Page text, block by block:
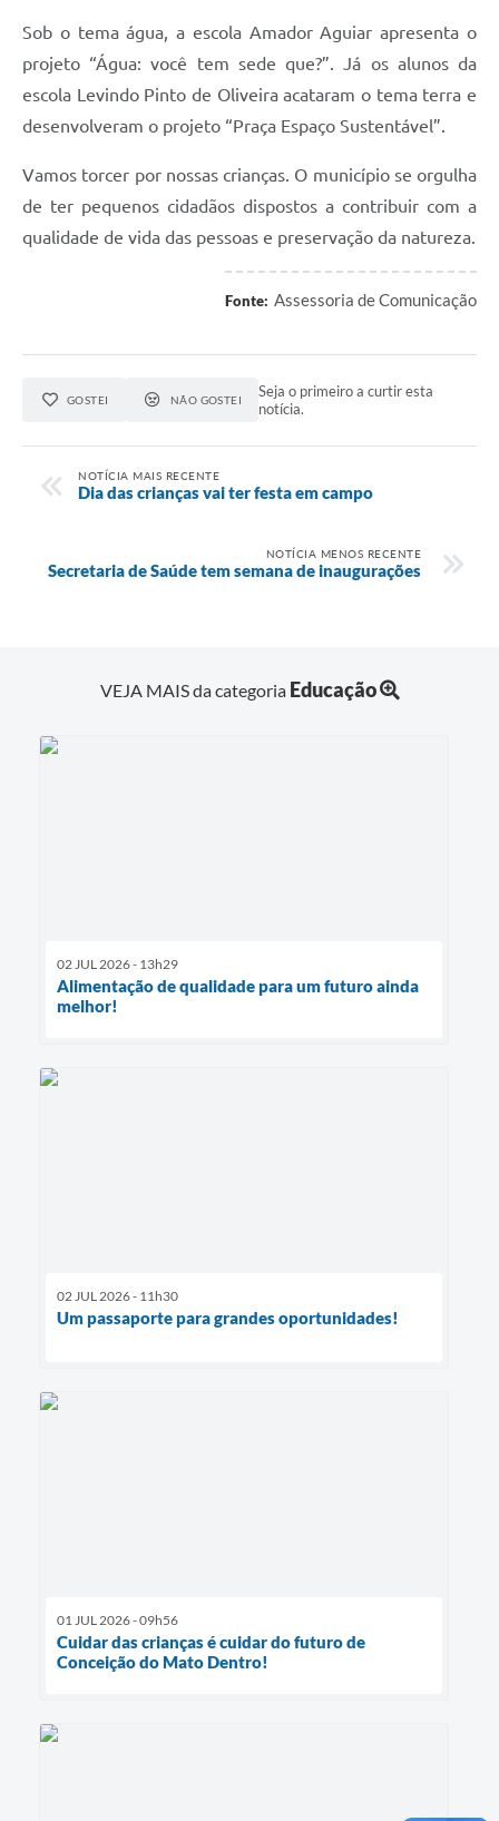
Galeria de Fotos
Contratos
Arquivos para Download
Obras
Links
Serviços Online
Telefones Úteis
Sob o tema água, a escola Amador Aguiar apresenta o
projeto “Água: você tem sede que?”. Já os alunos da
escola Levindo Pinto de Oliveira acataram o tema terra e
desenvolveram o projeto “Praça Espaço Sustentável”.
Vamos torcer por nossas crianças. O município se orgulha
de ter pequenos cidadãos dispostos a contribuir com a
qualidade de vida das pessoas e preservação da natureza.
Fonte: Assessoria de Comunicação
GOSTEI NÃO GOSTEI
Seja o primeiro a curtir esta
notícia.
NOTÍCIA MAIS RECENTE
Dia das crianças vai ter festa em campo
NOTÍCIA MENOS RECENTE
Secretaria de Saúde tem semana de inaugurações
VEJA MAIS da categoria Educação
02 JUL 2026 - 13h29
Alimentação de qualidade para um futuro ainda
melhor!
02 JUL 2026 - 11h30
Um passaporte para grandes oportunidades!
01 JUL 2026 - 09h56
Cuidar das crianças é cuidar do futuro de
Conceição do Mato Dentro!